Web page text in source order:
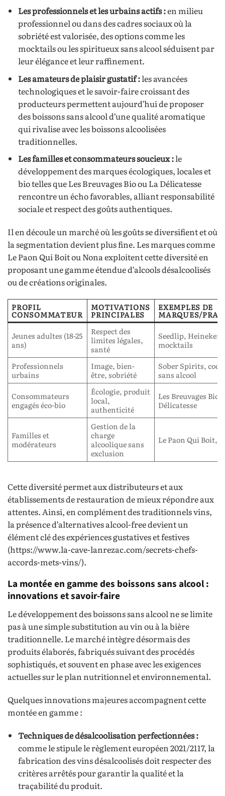
Les professionnels et les urbains actifs :en milieu
professionnel ou dans des cadres sociaux où la
sobriété est valorisée, des options comme les
mocktails ou les spiritueux sans alcool séduisent par
leur élégance et leur raffinement.
Les amateurs de plaisir gustatif :les avancées
technologiques et le savoir-faire croissant des
producteurs permettent aujourd’hui de proposer
des boissons sans alcool d’une qualité aromatique
qui rivalise avec les boissons alcoolisées
traditionnelles.
Les familles et consommateurs soucieux :le
développement des marques écologiques, locales et
bio telles que Les Breuvages Bio ou La Délicatesse
rencontre un écho favorables, alliant responsabilité
sociale et respect des goûts authentiques.
Il en découle un marché où les goûts se diversifient et où
la segmentation devient plus fine. Les marques comme
Le Paon Qui Boit ou Nona exploitent cette diversité en
proposant une gamme étendue d’alcools désalcoolisés
ou de créations originales.
PROFIL
CONSOMMATEUR
MOTIVATIONS
PRINCIPALES
EXEMPLES DE
MARQUES/
Jeunes adultes (18-25
ans)
Respect des
limites légales,
santé
Seedlip, Heineken
mocktails
Professionnels
urbains
Image, bien-
être, sobriété
Sober Spirits,
sans alcool
Consommateurs
engagés éco-bio
Écologie, produit
local,
authenticité
Les Breuvages Bio,
Délicatesse
Familles et
modérateurs
Gestion de la
charge
alcoolique sans
exclusion
Le Paon Qui Boit,
Cette diversité permet aux distributeurs et aux
établissements de restauration de mieux répondre aux
attentes. Ainsi, en complément des traditionnels vins,
la présence d’alternatives alcool-free devient un
élément clé des expériences gustatives et festives
(https://www.la-cave-lanrezac.com/secrets-chefs-
accords-mets-vins/).
La montée en gamme des boissons sans alcool :
innovations et savoir-faire
Le développement des boissons sans alcool ne se limite
pas à une simple substitution au vin ou à la bière
traditionnelle. Le marché intègre désormais des
produits élaborés, fabriqués suivant des procédés
sophistiqués, et souvent en phase avec les exigences
actuelles sur le plan nutritionnel et environnemental.
Quelques innovations majeures accompagnent cette
montée en gamme :
Techniques de désalcoolisation perfectionnées :
comme le stipule le règlement européen 2021/2117, la
fabrication des vins désalcoolisés doit respecter des
critères arrêtés pour garantir la qualité et la
traçabilité du produit.